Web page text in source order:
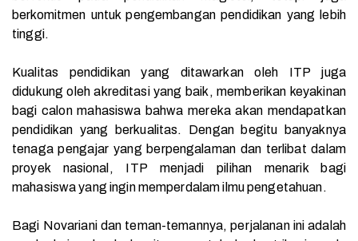
berkomitmen untuk pengembangan pendidikan yang lebih
tinggi.
Kualitas pendidikan yang ditawarkan oleh ITP juga
didukung oleh akreditasi yang baik, memberikan keyakinan
bagi calon mahasiswa bahwa mereka akan mendapatkan
pendidikan yang berkualitas. Dengan begitu banyaknya
tenaga pengajar yang berpengalaman dan terlibat dalam
proyek nasional, ITP menjadi pilihan menarik bagi
mahasiswa yang ingin memperdalam ilmu pengetahuan.
Bagi Novariani dan teman-temannya, perjalanan ini adalah